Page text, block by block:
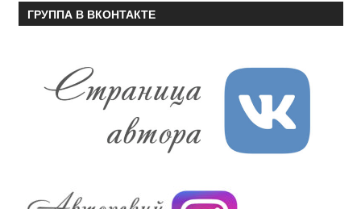
ГРУППА В ВКОНТАКТЕ